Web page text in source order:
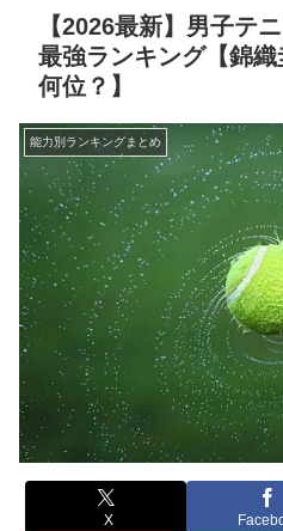
【2026最新】男子テ
最強ランキング【錦
何位？】
能力別ランキングまとめ
X